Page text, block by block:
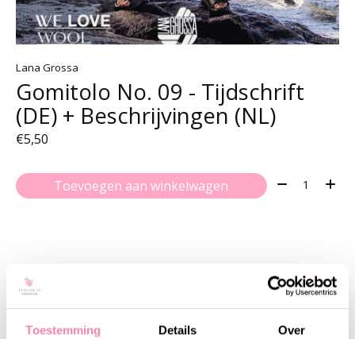
Toestemming Details Over
Lana Grossa
Gomitolo No. 09 - Tijdschrift
(DE) + Beschrijvingen (NL)
€5,50
Toevoegen aan winkelwagen Aantal:
Gerelateerde producten